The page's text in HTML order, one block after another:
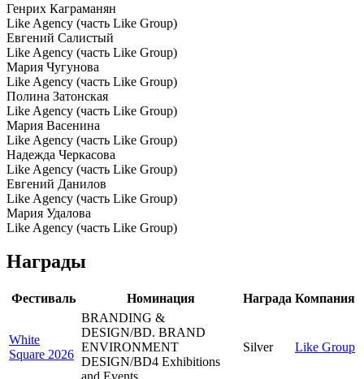
Генрих Каграманян
Like Agency (часть Like Group)
Евгений Салистый
Like Agency (часть Like Group)
Мария Чугунова
Like Agency (часть Like Group)
Полина Затонская
Like Agency (часть Like Group)
Мария Васенина
Like Agency (часть Like Group)
Надежда Черкасова
Like Agency (часть Like Group)
Евгений Данилов
Like Agency (часть Like Group)
Мария Удалова
Like Agency (часть Like Group)
Награды
Фестиваль Номинация Награда Компания
White
Square 2026
BRANDING &
DESIGN/BD. BRAND
ENVIRONMENT
DESIGN/BD4 Exhibitions
Silver Like Group